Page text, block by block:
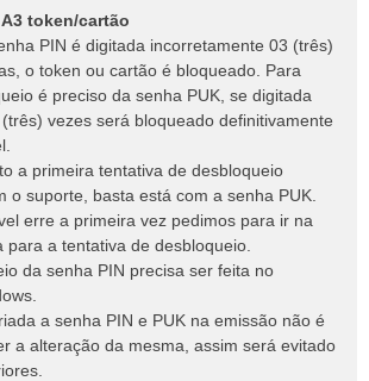
token/cartão
PIN é digitada incorretamente 03 (três)
o token ou cartão é bloqueado. Para
é preciso da senha PUK, se digitada
vezes será bloqueado definitivamente
a primeira tentativa de desbloqueio
o suporte, basta está com a senha PUK.
erre a primeira vez pedimos para ir na
para a tentativa de desbloqueio.
da senha PIN precisa ser feita no
a senha PIN e PUK na emissão não é
a alteração da mesma, assim será evitado